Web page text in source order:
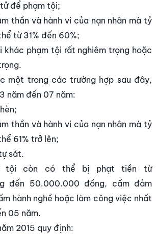
để phạm tội;
thần và hành vi của nạn nhân mà tỷ
từ 31% đến 60%;
khác phạm tội rất nghiêm trọng hoặc
một trong các trường hợp sau đây,
năm đến 07 năm:
thần và hành vi của nạn nhân mà tỷ
61% trở lên;
sát.
tội còn có thể bị phạt tiền từ
đến 50.000.000 đồng, cấm đảm
hành nghề hoặc làm công việc nhất
05 năm.
2015 quy định: